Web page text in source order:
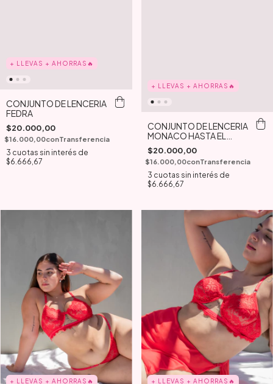
+ LLEVAS + AHORRAS🔥
CONJUNTO DE LENCERIA
FEDRA
$20.000,00
$16.000,00conTransferencia
3 cuotas sin interés de
$6.666,67
+ LLEVAS + AHORRAS🔥
CONJUNTO DE LENCERIA
MONACO HASTA EL
T.120
$20.000,00
$16.000,00conTransferencia
3 cuotas sin interés de
$6.666,67
+ LLEVAS + AHORRAS🔥 + LLEVAS + AHORRAS🔥